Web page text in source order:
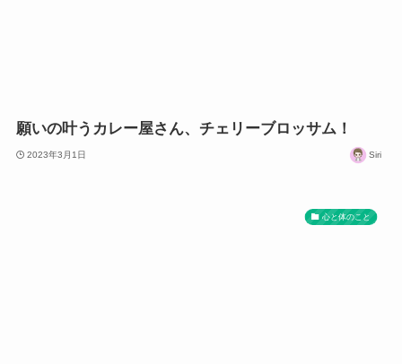
願いの叶うカレー屋さん、チェリーブロッサム！
2023年3月1日 Siri
心と体のこと